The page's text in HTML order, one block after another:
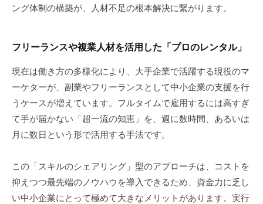
ング体制の構築が、人材不足の根本解決に繋がります。
フリーランスや複業人材を活用した「プロのレンタル」
現在は働き方の多様化により、大手企業で活躍する現役のマ
ーケターが、副業やフリーランスとして中小企業の支援を行
うケースが増えています。フルタイムで雇用するには高すぎ
て手が届かない「超一流の知恵」を、週に数時間、あるいは
月に数日という形で活用する手法です。
この「スキルのシェアリング」型のアプローチは、コストを
抑えつつ最先端のノウハウを導入できるため、資金力に乏し
い中小企業にとって極めて大きなメリットがあります。実行